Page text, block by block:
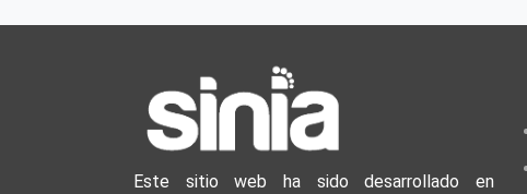
Este sitio web ha sido desarrollado en